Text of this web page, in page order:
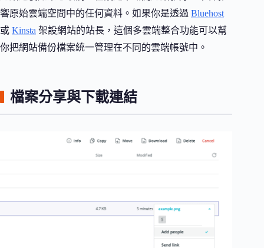
響原始雲端空間中的任何資料。如果你是透過 Bluehost
或 Kinsta 架設網站的站長，這個多雲端整合功能可以幫
你把網站備份檔案統一管理在不同的雲端帳號中。
檔案分享與下載連結